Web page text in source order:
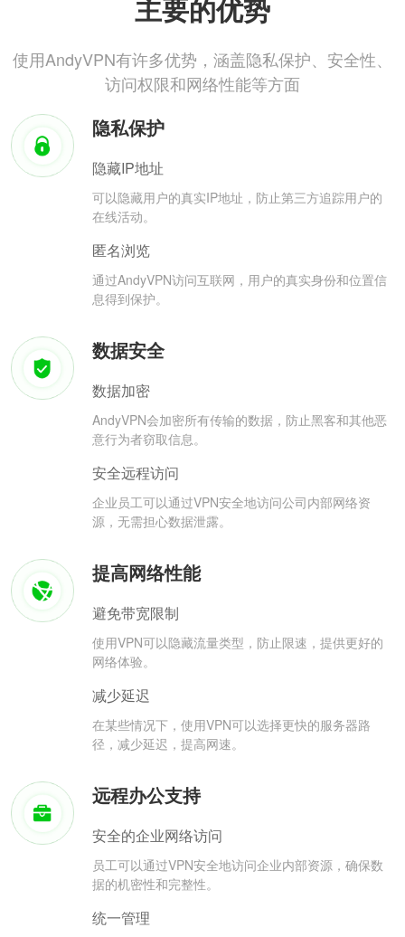
主要的优势
使用AndyVPN有许多优势，涵盖隐私保护、安全性、
访问权限和网络性能等方面
隐私保护
隐藏IP地址
可以隐藏用户的真实IP地址，防止第三方追踪用户的
在线活动。
匿名浏览
通过AndyVPN访问互联网，用户的真实身份和位置信
息得到保护。
数据安全
数据加密
AndyVPN会加密所有传输的数据，防止黑客和其他恶
意行为者窃取信息。
安全远程访问
企业员工可以通过VPN安全地访问公司内部网络资
源，无需担心数据泄露。
提高网络性能
避免带宽限制
使用VPN可以隐藏流量类型，防止限速，提供更好的
网络体验。
减少延迟
在某些情况下，使用VPN可以选择更快的服务器路
径，减少延迟，提高网速。
远程办公支持
安全的企业网络访问
员工可以通过VPN安全地访问企业内部资源，确保数
据的机密性和完整性。
统一管理